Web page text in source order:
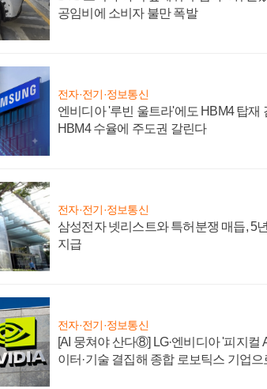
공임비에 소비자 불만 폭발
전자·전기·정보통신
엔비디아 '루빈 울트라'에도 HBM4 탑재
HBM4 수율에 주도권 갈린다
전자·전기·정보통신
삼성전자 넷리스트와 특허분쟁 매듭, 5
지급
전자·전기·정보통신
[AI 뭉쳐야 산다⑧] LG·엔비디아 '피지컬
이터·기술 결집해 종합 로보틱스 기업으